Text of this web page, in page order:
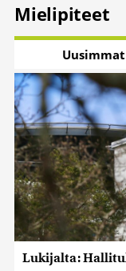
Mielipiteet
Uusimmat
Lukijalta: